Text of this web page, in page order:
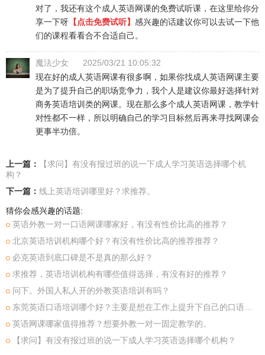
对了，我还有这个成人英语网课的免费试听课，在这里给你分
享一下呀 【点击免费试听】 感兴趣的话建议你可以去试一下他
们的课程看看合不合适自己。
魔法少女
2025/03/21 10:05:32
现在好的成人英语网课有很多啊，如果你找成人英语网课主要
是为了提升自己的职场竞争力，我个人是建议你最好选择针对
商务英语培训类的网课。现在那么多个成人英语网课，教学针
对性都不一样，所以明确自己的学习目标然后再来寻找网课会
更事半功倍。
上一篇：
【求问】有没有报过班的说一下成人学习英语选择哪个机
构？
下一篇： 线上英语培训哪里好？求推荐。
猜你会感兴趣的话题:
英语外教一对一口语网课哪家好，有没有性价比高的推荐？
北京英语培训机构哪个好？有没有性价比高的推荐推荐？
必克英语到底口碑是不是真的那么好？
求推荐，英语培训机构有哪些值得选择，有没有好的推荐？
问下。外国人私人开的外教英语培训有吗？
东莞英语口语培训哪个好？主要是想在工作上提升下自己的口语水平。
英语网课哪家值得推荐？想要外教一对一固定教学的。
【求问】有没有报过班的说一下成人学习英语选择哪个机构？